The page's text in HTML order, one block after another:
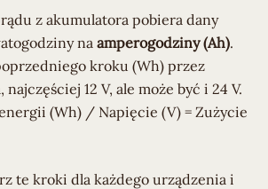
z akumulatora pobiera dany
na amperogodziny (Ah).
kroku (Wh) przez
12 V, ale może być i 24 V.
(Wh) / Napięcie (V) = Zużycie
te kroki dla każdego urządzenia i